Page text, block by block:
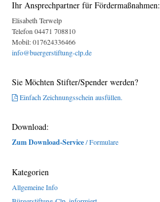
Ihr Ansprechpartner für Fördermaßnahmen:
Elisabeth Terwelp
Telefon 04471 708810
Mobil: 017624336466
info@buergerstiftung-clp.de
Sie Möchten Stifter/Spender werden?
Einfach Zeichnungsschein ausfüllen.
Download:
Zum Download-Service/ Formulare
Kategorien
Allgemeine Info